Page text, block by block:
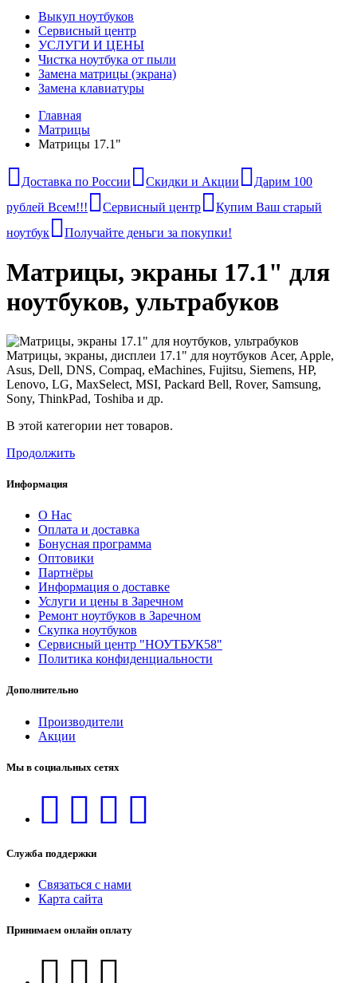
Выкуп ноутбуков
Сервисный центр
УСЛУГИ И ЦЕНЫ
Чистка ноутбука от пыли
Замена матрицы (экрана)
Замена клавиатуры
Главная
Матрицы
Матрицы 17.1"
Доставка по России Скидки и Акции
Дарим 100
рублей Всем!!!
Сервисный центр
Купим Ваш старый
ноутбук
Получайте деньги за покупки!
Матрицы, экраны 17.1" для
ноутбуков, ультрабуков
Матрицы, экраны, дисплеи 17.1" для ноутбуков Acer, Apple,
Asus, Dell, DNS, Compaq, eMachines, Fujitsu, Siemens, HP,
Lenovo, LG, MaxSelect, MSI, Packard Bell, Rover, Samsung,
Sony, ThinkPad, Toshiba и др.
В этой категории нет товаров.
Продолжить
Информация
О Нас
Оплата и доставка
Бонусная программа
Оптовики
Партнёры
Информация о доставке
Услуги и цены в Заречном
Ремонт ноутбуков в Заречном
Скупка ноутбуков
Сервисный центр "НОУТБУК58"
Политика конфиденциальности
Дополнительно
Производители
Акции
Мы в социальных сетях
Служба поддержки
Связаться с нами
Карта сайта
Принимаем онлайн оплату